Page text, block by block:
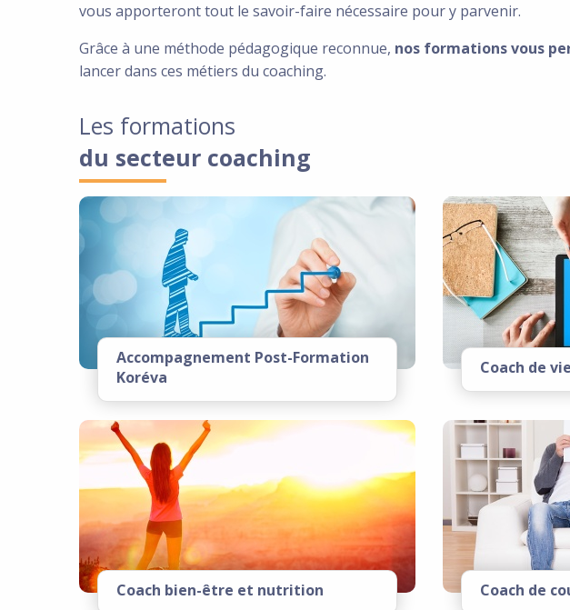
vous apporteront tout le savoir-faire nécessaire pour y parvenir.
Grâce à une méthode pédagogique reconnue, nos formations vous
lancer dans ces métiers du coaching.
Les formations
du secteur coaching
Accompagnement Post-Formation
Koréva
Coach de
Coach bien-être et nutrition Coach de